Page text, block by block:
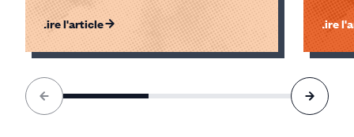
Lire l'article Lire